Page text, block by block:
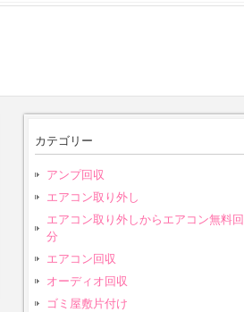
カテゴリー
アンプ回収
エアコン取り外し
エアコン取り外しからエアコン無料
分
エアコン回収
オーディオ回収
ゴミ屋敷片付け